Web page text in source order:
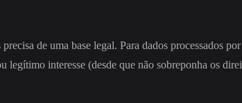
de uma base legal. Para dados processados
interesse (desde que não sobreponha os